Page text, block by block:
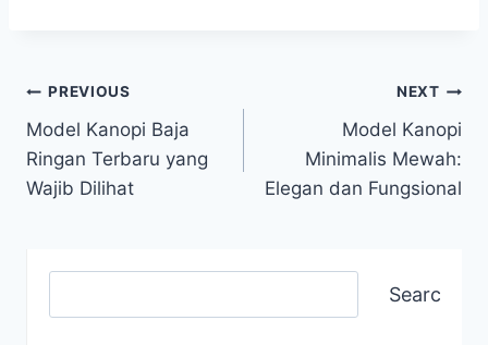
PREVIOUS
Model Kanopi Baja
Ringan Terbaru yang
Wajib Dilihat
NEXT
Model Kanopi
Minimalis Mewah:
Elegan dan Fungsional
Search